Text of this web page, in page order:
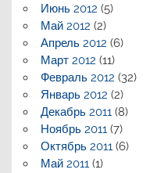
Июнь 2012 (5)
Май 2012 (2)
Апрель 2012 (6)
Март 2012 (11)
Февраль 2012 (32)
Январь 2012 (2)
Декабрь 2011(8)
Ноябрь 2011(7)
Октябрь 2011(6)
Май 2011(1)